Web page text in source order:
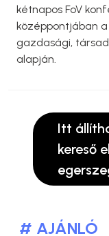
kétnapos FoV
középpontjában
gazdasági,
alapján.
Itt
kereső
# AJÁNLÓ